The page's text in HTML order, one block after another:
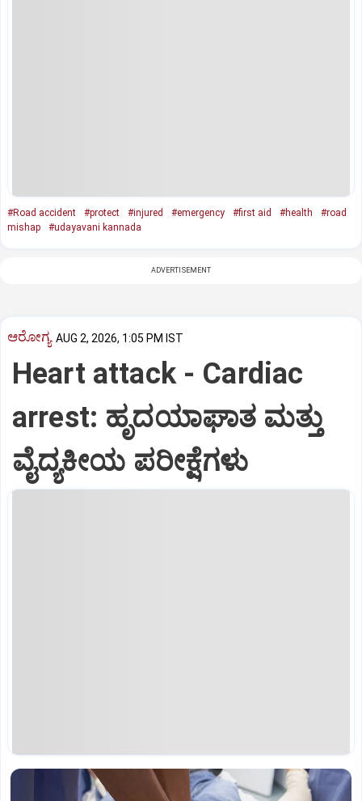
#Road accident #protect #injured #emergency #first aid #health
#road
mishap
#udayavani kannada
ADVERTISEMENT
ಆರೋಗ್ಯ AUG 2, 2026, 1:05 PM IST
Heart attack - Cardiac
arrest: ಹೃದಯಾಘಾತ ಮತ್ತು
ವೈದ್ಯಕೀಯ ಪರೀಕ್ಷೆಗಳು